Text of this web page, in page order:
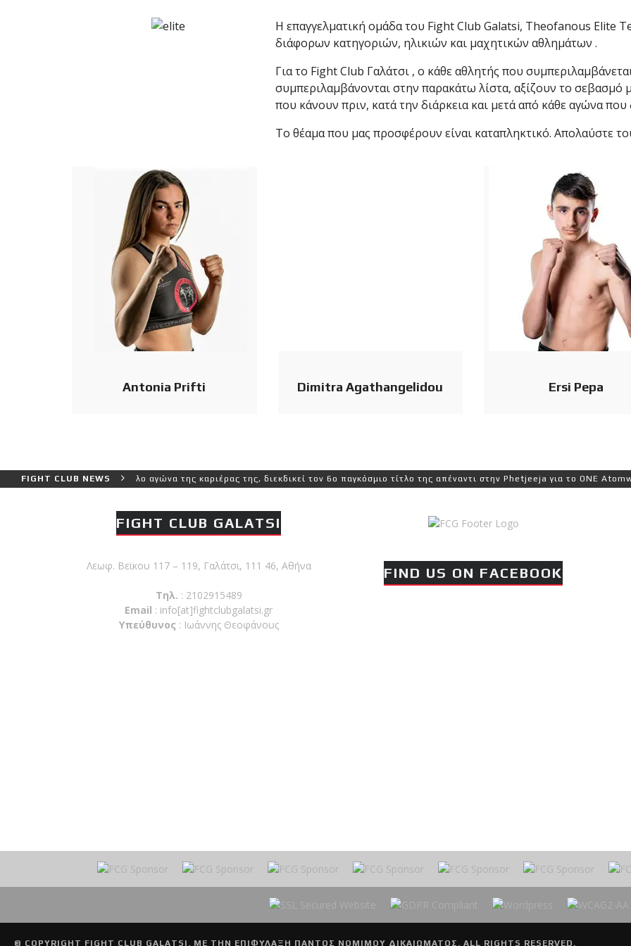
Με μεγάλη επιτυχία πραγματοποιήθηκε το κλειστό σεμινάριο
Brazilian Jiu-Jitsu με τον Grand Master Reyson Gracie στο Fight
Club Galatsi!
Η επαγγελματική ομάδα του Fight Club Galatsi, Theofanous Elite
διάφορων κατηγοριών, ηλικιών και μαχητικών αθλημάτων .
Για το Fight Club Γαλάτσι , ο κάθε αθλητής που
συμπεριλαμβάνονται στην παρακάτω λίστα, αξίζουν το σεβασμό
που κάνουν πριν, κατά την διάρκεια και μετά από κάθε αγώνα που
Το θέαμα που μας προσφέρουν είναι καταπληκτικό. Απολαύστε
Antonia Prifti Dimitra Agathangelidou Ersi Pepa
FIGHT CLUB NEWS
και πιο δύσκολο αγώνα της καριέρας της, διεκδικεί τον 6ο παγκόσμιο τίτλο της απέναντι στην Phetjeeja για το ONE Atomweight
FIGHT CLUB GALATSI
Λεωφ. Βεϊκου 117 – 119, Γαλάτσι, 111 46, Αθήνα
Τηλ. : 2102915489
Email : info[at]fightclubgalatsi.gr
Υπεύθυνος : Ιωάννης Θεοφάνους
FIND US ON FACEBOOK
© COPYRIGHT FIGHT CLUB GALATSI . ΜΕ ΤΗΝ ΕΠΙΦΥΛΑΞΗ ΠΑΝΤΟΣ ΝΟΜΙΜΟΥ ΔΙΚΑΙΩΜΑΤΟΣ. ALL RIGHTS RESERVED.